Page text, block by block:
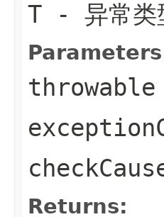
T - 异常类
throwable
Returns: